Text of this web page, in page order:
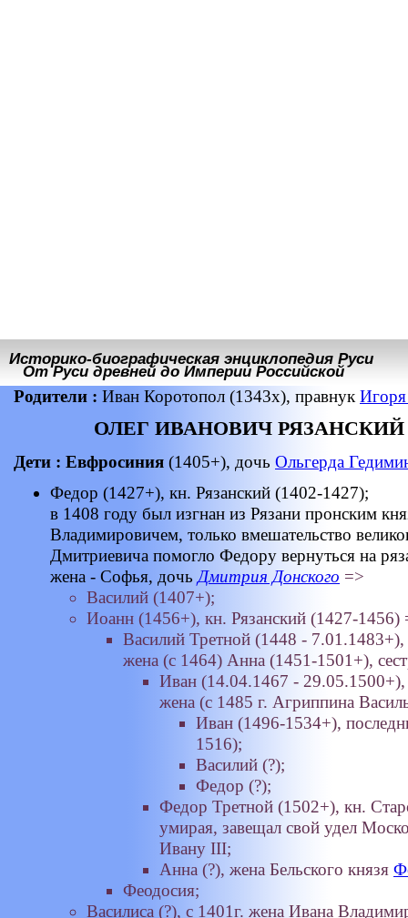
Историко-биографическая энциклопедия Руси
От Руси древней до Империи Российской
Родители : Иван Коротопол (1343х), правнук Игоря
ОЛЕГ ИВАНОВИЧ РЯЗАНСКИЙ (
Дети : Евфросиния (1405+), дочь Ольгерда
Федор (1427+), кн. Рязанский (1402-1427);
в 1408 году был изгнан из Рязани пронским
Владимировичем, только вмешательство
Дмитриевича помогло Федору вернуться на
жена - Софья, дочь Дмитрия Донского =>
Василий (1407+);
Иоанн (1456+), кн. Рязанский (1427-1456)
Василий Третной (1448 -
жена (с 1464) Анна (1451-1501+),
Иван (14.04.1467 -
жена (с 1485 г. Агриппина
Иван (1496-1534+),
1516);
Василий (?);
Федор (?);
Федор Третной (1502+), кн.
умирая, завещал свой удел
Ивану III;
Анна (?), жена Бельского князя
Феодосия;
Василиса (?), с 1401г. жена Ивана